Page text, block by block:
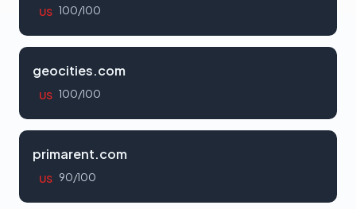
US 100/100
geocities.com
US 100/100
primarent.com
US 90/100